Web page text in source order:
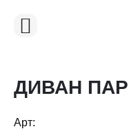
ДИВАН
Арт: